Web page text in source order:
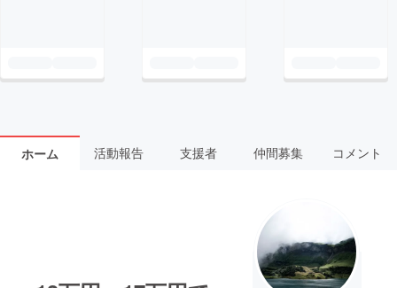
ホーム 活動報告 支援者 仲間募集 コメント